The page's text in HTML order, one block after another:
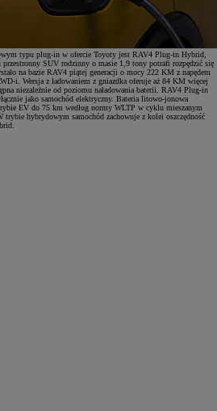
typu plug-in w ofercie Toyoty jest RAV4 Plug-in Hybrid,
SUV rodzinny o masie 1,9 tony potrafi rozpędzić się
na bazie RAV4 piątej generacji o mocy 222 KM z napędem
i. Wersja z ładowaniem z gniazdka oferuje aż 84 KM więcej
niezależnie od poziomu naładowania baterii. RAV4 Plug-in
jako samochód elektryczny. Bateria litowo-jonowa
EV do 75 km według normy WLTP w cyklu mieszanym
hybrydowym samochód zachowuje z kolei oszczędność